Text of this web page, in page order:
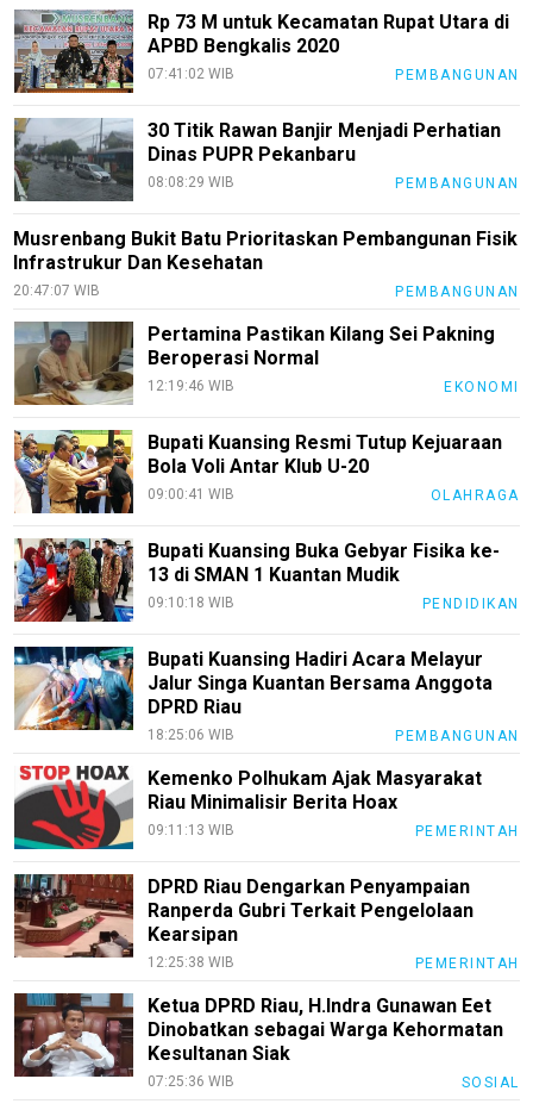
Rp 73 M untuk Kecamatan Rupat Utara di
APBD Bengkalis 2020
07:41:02 WIB PEMBANGUNAN
30 Titik Rawan Banjir Menjadi Perhatian
Dinas PUPR Pekanbaru
08:08:29 WIB PEMBANGUNAN
Musrenbang Bukit Batu Prioritaskan Pembangunan Fisik
Infrastrukur Dan Kesehatan
20:47:07 WIB PEMBANGUNAN
Pertamina Pastikan Kilang Sei Pakning
Beroperasi Normal
12:19:46 WIB EKONOMI
Bupati Kuansing Resmi Tutup Kejuaraan
Bola Voli Antar Klub U-20
09:00:41 WIB OLAHRAGA
Bupati Kuansing Buka Gebyar Fisika ke-
13 di SMAN 1 Kuantan Mudik
09:10:18 WIB PENDIDIKAN
Bupati Kuansing Hadiri Acara Melayur
Jalur Singa Kuantan Bersama Anggota
DPRD Riau
18:25:06 WIB PEMBANGUNAN
Kemenko Polhukam Ajak Masyarakat
Riau Minimalisir Berita Hoax
09:11:13 WIB PEMERINTAH
DPRD Riau Dengarkan Penyampaian
Ranperda Gubri Terkait Pengelolaan
Kearsipan
12:25:38 WIB PEMERINTAH
Ketua DPRD Riau, H.Indra Gunawan Eet
Dinobatkan sebagai Warga Kehormatan
Kesultanan Siak
07:25:36 WIB SOSIAL
Pedoman
Media
Siber
Index
All